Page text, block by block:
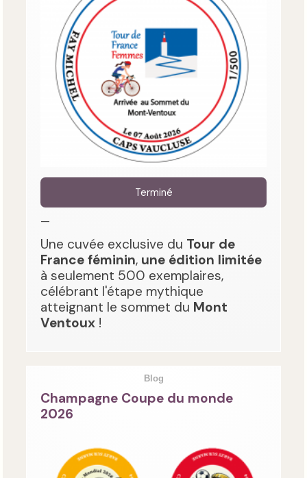
Terminé
—
Une cuvée exclusive du Tour de
France féminin, une édition limitée
à seulement 500 exemplaires,
célébrant l'étape mythique
atteignant le sommet du Mont
Ventoux !
Blog
Champagne Coupe du monde
2026